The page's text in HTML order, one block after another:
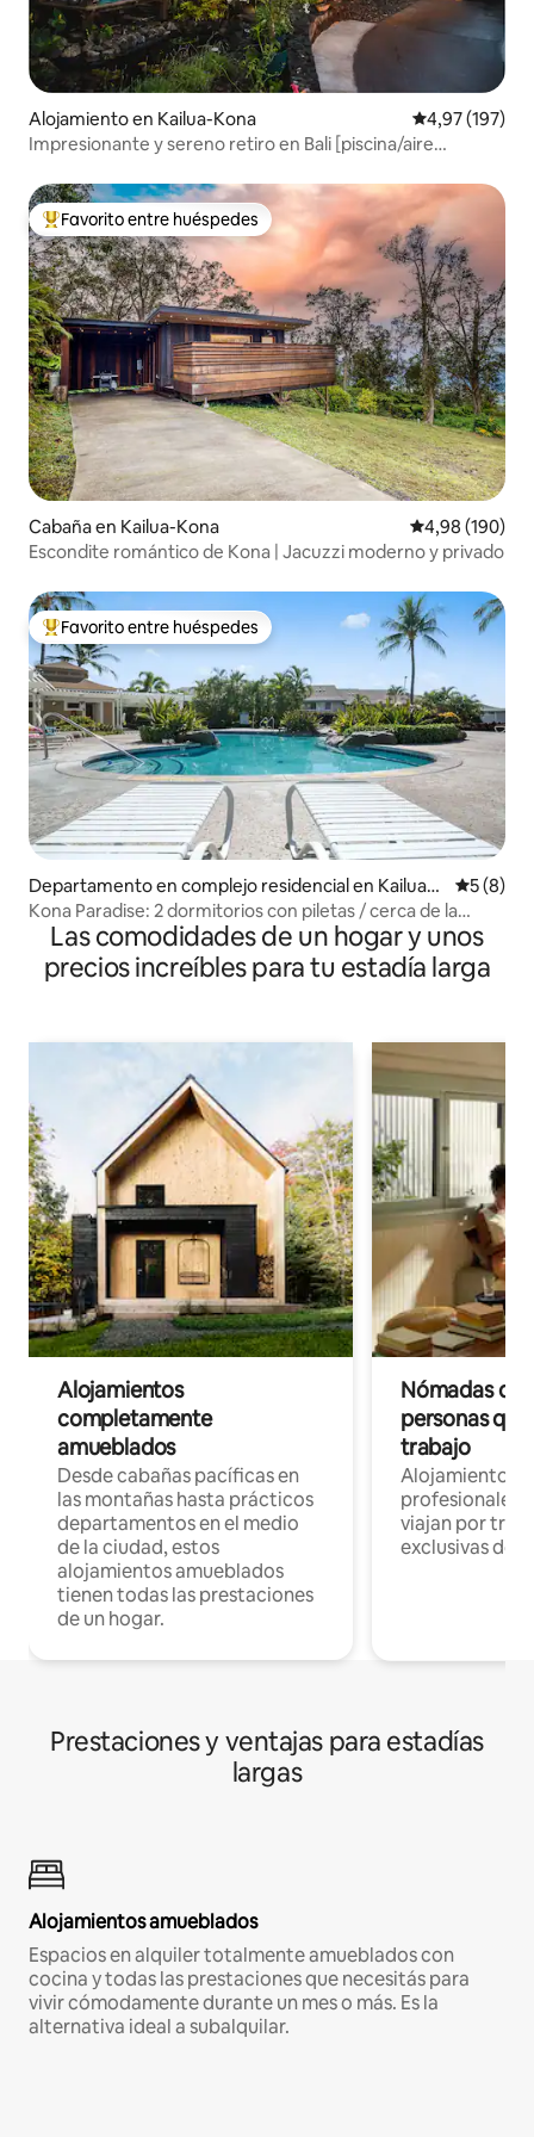
Alojamiento en Kailua-Kona Calificación
4,97 (197)
Impresionante y sereno retiro en Bali [piscina/aire
Favorito entre los huéspedes más destacados
Favorito entre huéspedes
Cabaña en Kailua-Kona Calificación
4,98 (190)
Escondite romántico de Kona | Jacuzzi moderno y privado
Favorito entre los huéspedes más destacados
Favorito entre huéspedes
Departamento en complejo residencial en Kailua-K
ona
5 (8)
Kona Paradise: 2 dormitorios con piletas / cerca de la
ciudad y de las playas
Las comodidades de un hogar y unos
precios increíbles para tu estadía larga
Alojamientos
completamente
amueblados
Desde cabañas pacíficas en
las montañas hasta prácticos
departamentos en el medio
de la ciudad, estos
alojamientos amueblados
tienen todas las prestaciones
de un hogar.
Nómadas
personas
trabajo
Alojamientos
profesionales
viajan por
exclusivas de
Prestaciones y ventajas para estadías
largas
Alojamientos amueblados
Espacios en alquiler totalmente amueblados con
cocina y todas las prestaciones que necesitás para
vivir cómodamente durante un mes o más. Es la
alternativa ideal a subalquilar.